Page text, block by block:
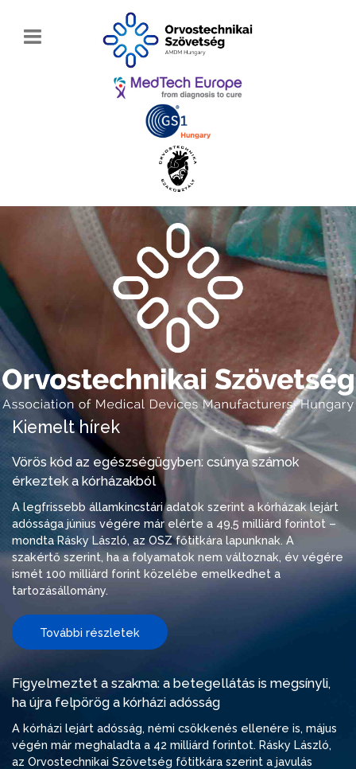
Kiemelt hírek
Vörös kód az egészségügyben: csúnya számok
érkeztek a kórházakból
A legfrissebb államkincstári adatok szerint a kórházak lejárt
adóssága június végére már elérte a 49,5 milliárd forintot –
mondta Rásky László, az OSZ főtitkára lapunknak. A
szakértő szerint, ha a folyamatok nem változnak, év végére
ismét 100 milliárd forint közelébe emelkedhet a
tartozásállomány.
További részletek
Figyelmeztet a szakma: a betegellátás is megsínyli,
ha újra felpörög a kórházi adósság
A kórházi lejárt adósság, némi csökkenés ellenére is, május
végén már meghaladta a 42 milliárd forintot. Rásky László,
az Orvostechnikai Szövetség főtitkára szerint a javulás